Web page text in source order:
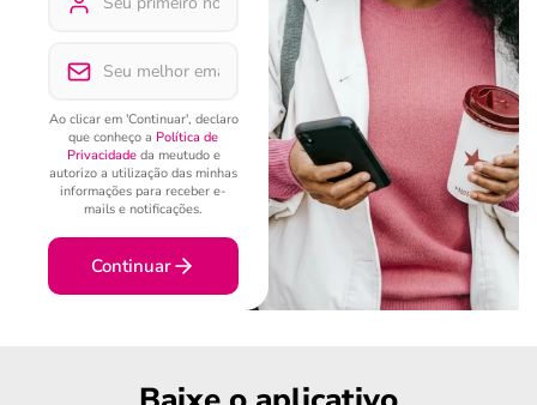
Ao clicar em 'Continuar', declaro
que conheço a Política de
Privacidadeda meutudo e
autorizo a utilização das minhas
informações para receber e-
mails e notificações.
Continuar